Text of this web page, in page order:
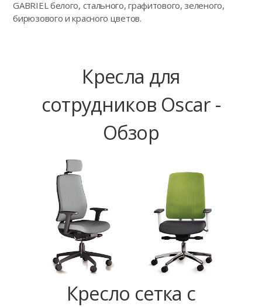
GABRIEL белого, стального, графитового, зеленого,
бирюзового и красного цветов.
Кресла для
сотрудников Oscar -
Обзор
Кресло сетка с